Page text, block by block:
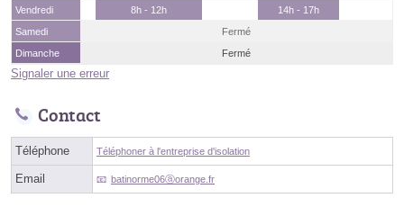
Vendredi
8h - 12h
14h - 17h
Samedi
Fermé
Dimanche
Fermé
Signaler une erreur
Contact
Téléphone Téléphoner à l'entreprise d'isolation
Email batinorme06ⓐorange.fr